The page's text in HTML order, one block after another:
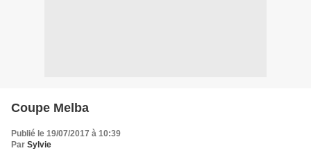
Coupe Melba
Publié le 19/07/2017 à 10:39
Par Sylvie